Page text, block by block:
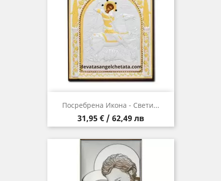
Посребрена Икона - Свети...
Цена
31,95 € / 62,49 лв